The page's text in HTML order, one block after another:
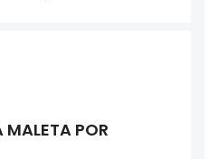
POR